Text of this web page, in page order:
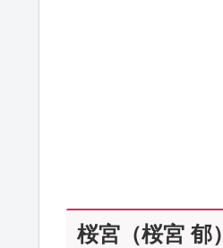
桜宮（桜宮 郁）